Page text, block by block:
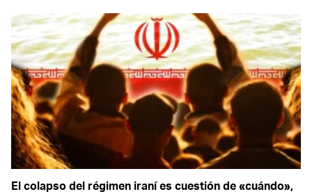
El colapso del régimen iraní es cuestión de «cuándo»,